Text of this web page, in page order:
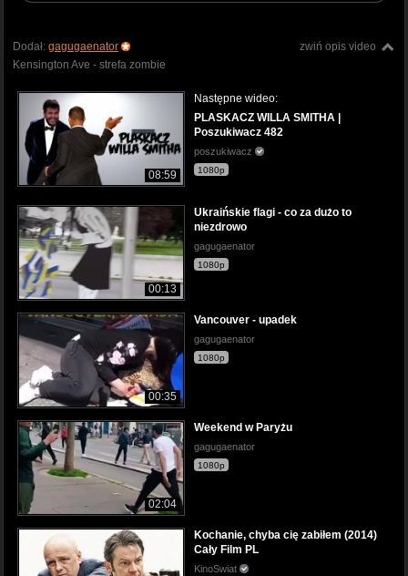
zwiń opis video
Dodał: gagugaenator
Kensington Ave - strefa zombie
08:59
Następne wideo:
PLASKACZ WILLA SMITHA |
Poszukiwacz 482
poszukiwacz
1080p
00:13
Ukraińskie flagi - co za dużo to
niezdrowo
gagugaenator
1080p
00:35
Vancouver - upadek
gagugaenator
1080p
02:04
Weekend w Paryżu
gagugaenator
1080p
Kochanie, chyba cię zabiłem (2014)
Cały Film PL
KinoSwiat